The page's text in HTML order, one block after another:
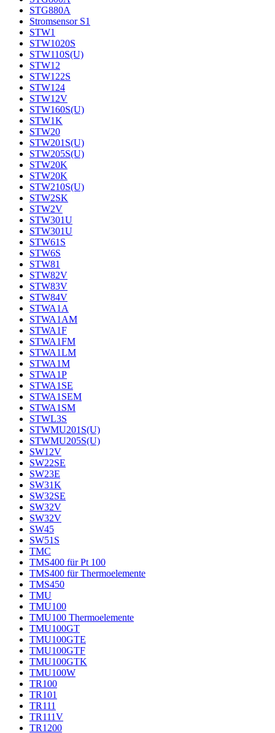
STG880A
Stromsensor S1
STW1
STW1020S
STW110S(U)
STW12
STW122S
STW124
STW12V
STW160S(U)
STW1K
STW20
STW201S(U)
STW205S(U)
STW20K
STW20K
STW210S(U)
STW2SK
STW2V
STW301U
STW301U
STW61S
STW6S
STW81
STW82V
STW83V
STW84V
STWA1A
STWA1AM
STWA1F
STWA1FM
STWA1LM
STWA1M
STWA1P
STWA1SE
STWA1SEM
STWA1SM
STWL3S
STWMU201S(U)
STWMU205S(U)
SW12V
SW22SE
SW23E
SW31K
SW32SE
SW32V
SW32V
SW45
SW51S
TMC
TMS400 für Pt 100
TMS400 für Thermoelemente
TMS450
TMU
TMU100
TMU100 Thermoelemente
TMU100GT
TMU100GTE
TMU100GTF
TMU100GTK
TMU100W
TR100
TR101
TR111
TR111V
TR1200